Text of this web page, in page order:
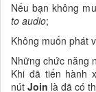
Nếu bạn không
to audio;
Không muốn phát
Những chức năng
Khi đã tiến hành
nút Join là đã có